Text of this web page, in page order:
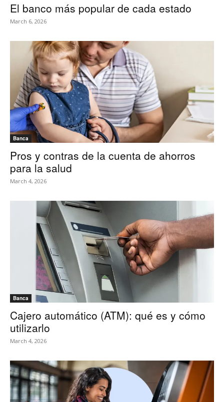
El banco más popular de cada estado
March 6, 2026
Banca
Pros y contras de la cuenta de ahorros
para la salud
March 4, 2026
Banca
Cajero automático (ATM): qué es y cómo
utilizarlo
March 4, 2026